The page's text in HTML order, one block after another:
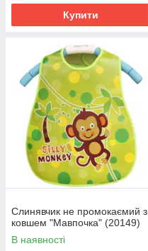
Купити
Слинявчик не промокаємий з
ковшем "Мавпочка" (20149)
В наявності